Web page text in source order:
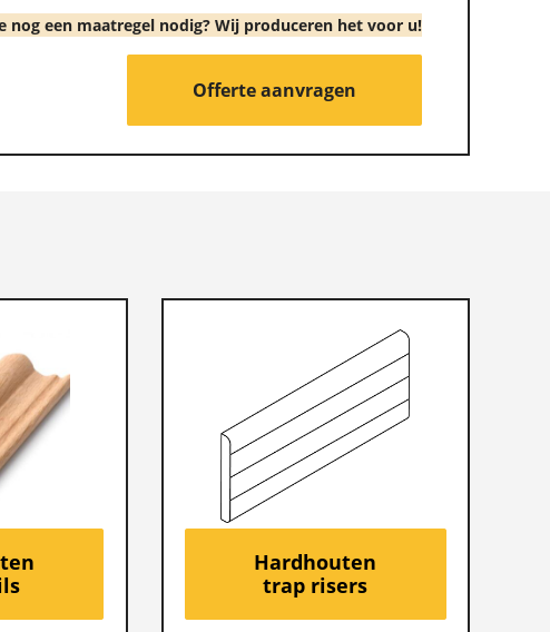
nog een maatregel nodig? Wij produceren het voor u!
Offerte aanvragen
Hardhouten
trap risers